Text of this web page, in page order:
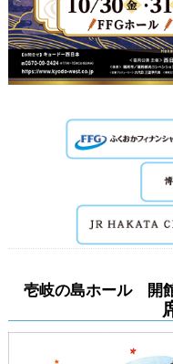
壱岐の島ホール 開